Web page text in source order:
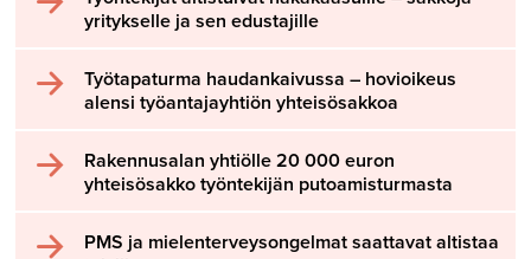
yritykselle ja sen edustajille
Työtapaturma haudankaivussa – hovioikeus
alensi työantajayhtiön yhteisösakkoa
Rakennusalan yhtiölle 20 000 euron
yhteisösakko työntekijän putoamisturmasta
PMS ja mielenterveysongelmat saattavat altistaa